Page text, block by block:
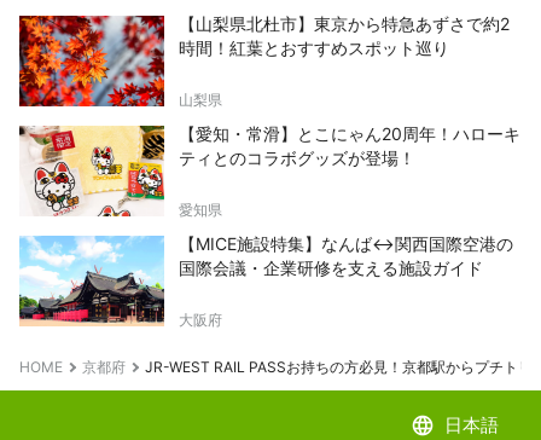
【山梨県北杜市】東京から特急あずさで約2
時間！紅葉とおすすめスポット巡り
山梨県
【愛知・常滑】とこにゃん20周年！ハローキ
ティとのコラボグッズが登場！
愛知県
【MICE施設特集】なんば↔関西国際空港の
国際会議・企業研修を支える施設ガイド
大阪府
HOME 京都府 JR-WEST RAIL PASSお持ちの方必見！京都駅からプチトリ
language 日本語